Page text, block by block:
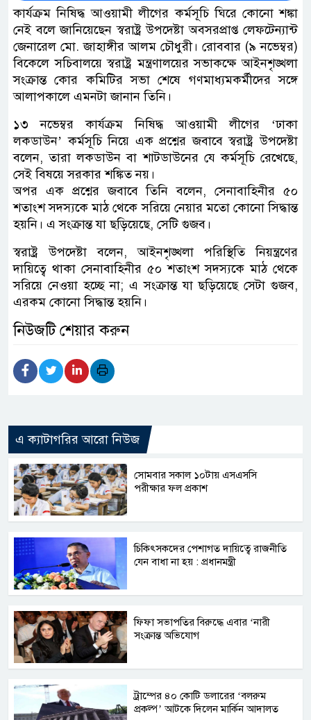
কার্যক্রম নিষিদ্ধ আওয়ামী লীগের কর্মসূচি ঘিরে কোনো শঙ্কা
নেই বলে জানিয়েছেন স্বরাষ্ট্র উপদেষ্টা অবসরপ্রাপ্ত লেফটেন্যান্ট
জেনারেল মো. জাহাঙ্গীর আলম চৌধুরী। রোববার (৯ নভেম্বর)
বিকেলে সচিবালয়ে স্বরাষ্ট্র মন্ত্রণালয়ের সভাকক্ষে আইনশৃঙ্খলা
সংক্রান্ত কোর কমিটির সভা শেষে গণমাধ্যমকর্মীদের সঙ্গে
আলাপকালে এমনটা জানান তিনি।
১৩ নভেম্বর কার্যক্রম নিষিদ্ধ আওয়ামী লীগের ‘ঢাকা
লকডাউন’ কর্মসূচি নিয়ে এক প্রশ্নের জবাবে স্বরাষ্ট্র উপদেষ্টা
বলেন, তারা লকডাউন বা শাটডাউনের যে কর্মসূচি রেখেছে,
সেই বিষয়ে সরকার শঙ্কিত নয়।
অপর এক প্রশ্নের জবাবে তিনি বলেন, সেনাবাহিনীর ৫০
শতাংশ সদস্যকে মাঠ থেকে সরিয়ে নেয়ার মতো কোনো সিদ্ধান্ত
হয়নি। এ সংক্রান্ত যা ছড়িয়েছে, সেটি গুজব।
স্বরাষ্ট্র উপদেষ্টা বলেন, আইনশৃঙ্খলা পরিস্থিতি নিয়ন্ত্রণের
দায়িত্বে থাকা সেনাবাহিনীর ৫০ শতাংশ সদস্যকে মাঠ থেকে
সরিয়ে নেওয়া হচ্ছে না; এ সংক্রান্ত যা ছড়িয়েছে সেটা গুজব,
এরকম কোনো সিদ্ধান্ত হয়নি।
নিউজটি শেয়ার করুন
এ ক্যাটাগরির আরো নিউজ
সোমবার সকাল ১০টায় এসএসসি
পরীক্ষার ফল প্রকাশ
চিকিৎসকদের পেশাগত দায়িত্বে রাজনীতি
যেন বাধা না হয় : প্রধানমন্ত্রী
ফিফা সভাপতির বিরুদ্ধে এবার ‘নারী
সংক্রান্ত অভিযোগ
ট্রাম্পের ৪০ কোটি ডলারের ‘বলরুম
প্রকল্প’ আটকে দিলেন মার্কিন আদালত